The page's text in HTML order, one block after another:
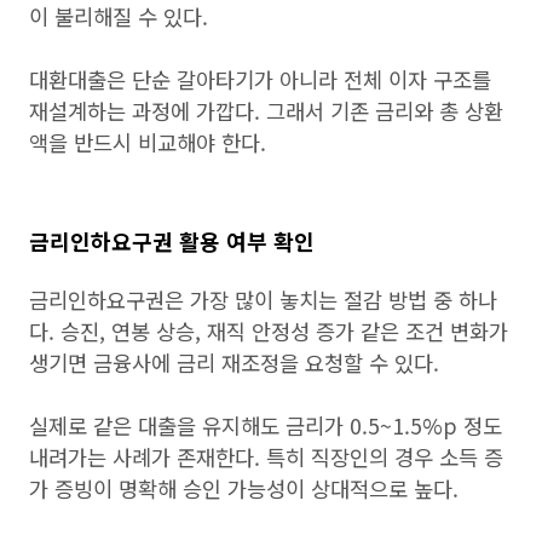
이 불리해질 수 있다.
대환대출은 단순 갈아타기가 아니라 전체 이자 구조를
재설계하는 과정에 가깝다. 그래서 기존 금리와 총 상환
액을 반드시 비교해야 한다.
금리인하요구권 활용 여부 확인
금리인하요구권은 가장 많이 놓치는 절감 방법 중 하나
다. 승진, 연봉 상승, 재직 안정성 증가 같은 조건 변화가
생기면 금융사에 금리 재조정을 요청할 수 있다.
실제로 같은 대출을 유지해도 금리가 0.5~1.5%p 정도
내려가는 사례가 존재한다. 특히 직장인의 경우 소득 증
가 증빙이 명확해 승인 가능성이 상대적으로 높다.